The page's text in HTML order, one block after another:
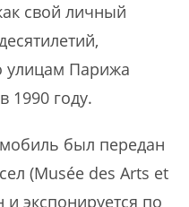
свой личный
улицам Парижа
1990 году.
был передан
(Musée des Arts et
экспонируется по